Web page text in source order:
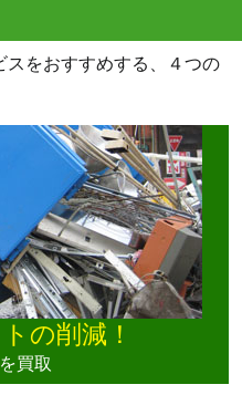
スをおすすめする、４つの
の削減！
買取